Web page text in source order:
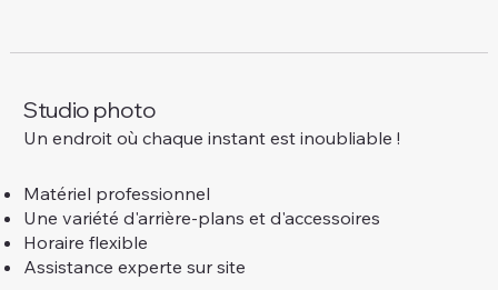
Studio photo
Un endroit où chaque instant est inoubliable !
Matériel professionnel
Une variété d'arrière-plans et d'accessoires
Horaire flexible
Assistance experte sur site